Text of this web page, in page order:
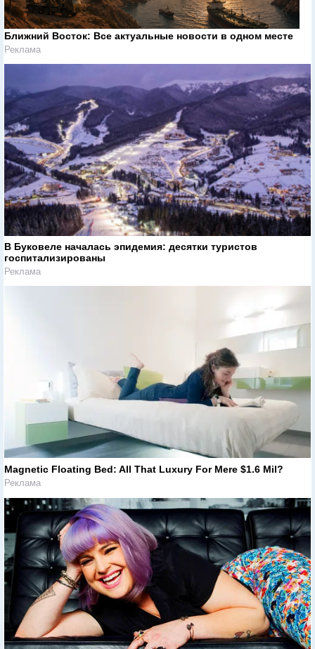
Ближний Восток: Все актуальные новости в одном месте
Реклама
В Буковеле началась эпидемия: десятки туристов
госпитализированы
Реклама
Magnetic Floating Bed: All That Luxury For Mere $1.6 Mil?
Реклама